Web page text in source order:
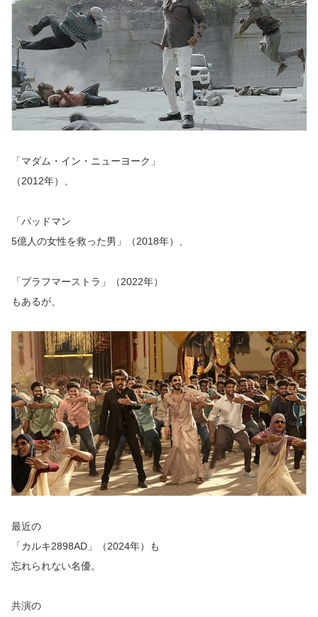
「マダム・イン・ニューヨーク」
（2012年）、
「パッドマン
5億人の女性を救った男」（2018年）、
「ブラフマーストラ」（2022年）
もあるが
最近の
「カルキ2898AD」（2024年）も
忘れられない名優。
共演の